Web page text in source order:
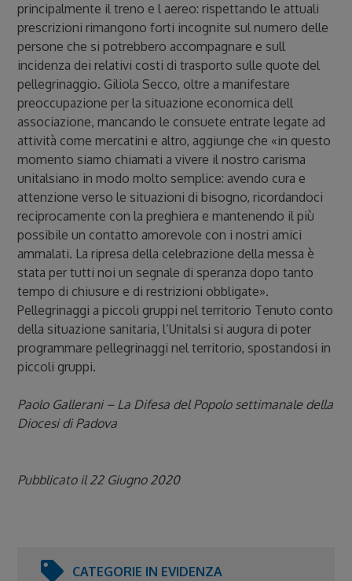
principalmente il treno e l aereo: rispettando le attuali
prescrizioni rimangono forti incognite sul numero delle
persone che si potrebbero accompagnare e sull
incidenza dei relativi costi di trasporto sulle quote del
pellegrinaggio. Giliola Secco, oltre a manifestare
preoccupazione per la situazione economica dell
associazione, mancando le consuete entrate legate ad
attività come mercatini e altro, aggiunge che «in questo
momento siamo chiamati a vivere il nostro carisma
unitalsiano in modo molto semplice: avendo cura e
attenzione verso le situazioni di bisogno, ricordandoci
reciprocamente con la preghiera e mantenendo il più
possibile un contatto amorevole con i nostri amici
ammalati. La ripresa della celebrazione della messa è
stata per tutti noi un segnale di speranza dopo tanto
tempo di chiusure e di restrizioni obbligate».
Pellegrinaggi a piccoli gruppi nel territorio Tenuto conto
della situazione sanitaria, l’Unitalsi si augura di poter
programmare pellegrinaggi nel territorio, spostandosi in
piccoli gruppi.
Paolo Gallerani – La Difesa del Popolo settimanale della
Diocesi di Padova
Pubblicato il 22 Giugno 2020
CATEGORIE IN EVIDENZA